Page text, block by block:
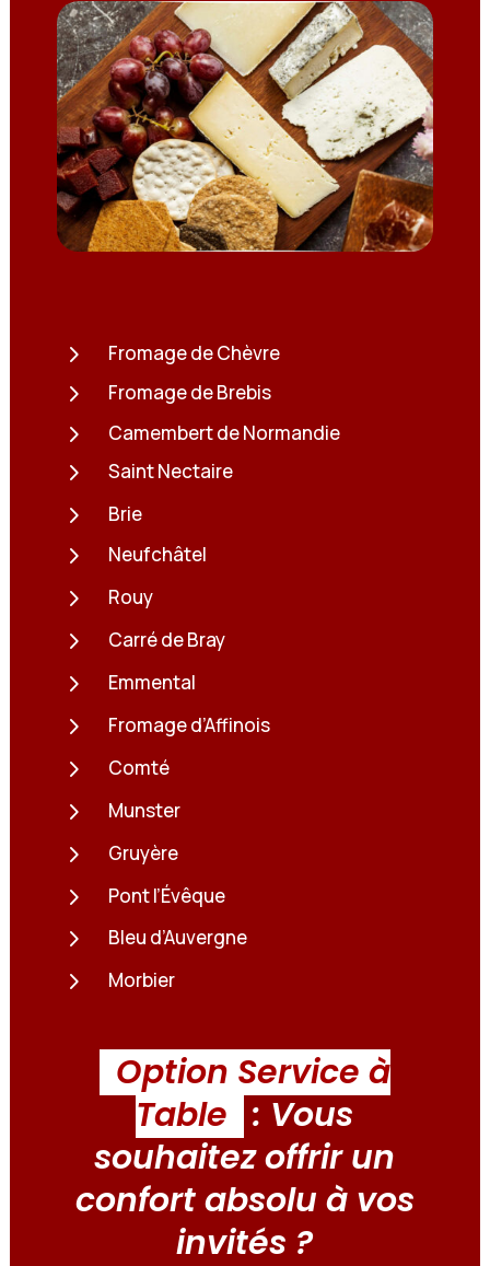
5 Fromage de Chèvre
5 Fromage de Brebis
5 Camembert de Normandie
5 Saint Nectaire
5 Brie
5 Neufchâtel
5 Rouy
5 Carré de Bray
5 Emmental
5 Fromage d’Affinois
5 Comté
5 Munster
5 Gruyère
5 Pont l’Évêque
5 Bleu d’Auvergne
5 Morbier
Option Service à
Table : Vous
souhaitez offrir un
confort absolu à vos
invités ?